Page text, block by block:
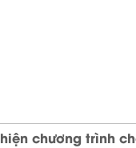
chương trình